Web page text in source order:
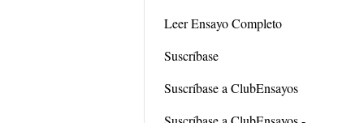
Leer Ensayo Completo
Suscríbase
Suscríbase a ClubEnsayos